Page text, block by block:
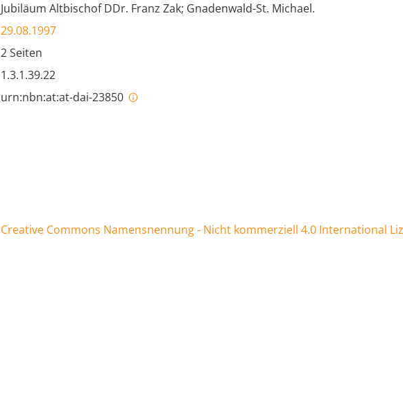
Jubiläum Altbischof DDr. Franz Zak; Gnadenwald-St. Michael.
29.08.1997
2 Seiten
1.3.1.39.22
urn:nbn:at:at-dai-23850
Creative Commons Namensnennung - Nicht kommerziell 4.0 International